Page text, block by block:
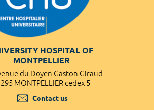
HOSPITAL OF
MONTPELLIER
du Doyen Gaston Giraud
MONTPELLIER cedex 5
Contact us